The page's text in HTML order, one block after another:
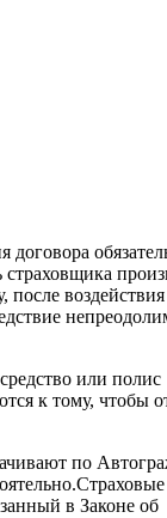
воздействия
или полис
к тому, чтобы
по
в Законе об